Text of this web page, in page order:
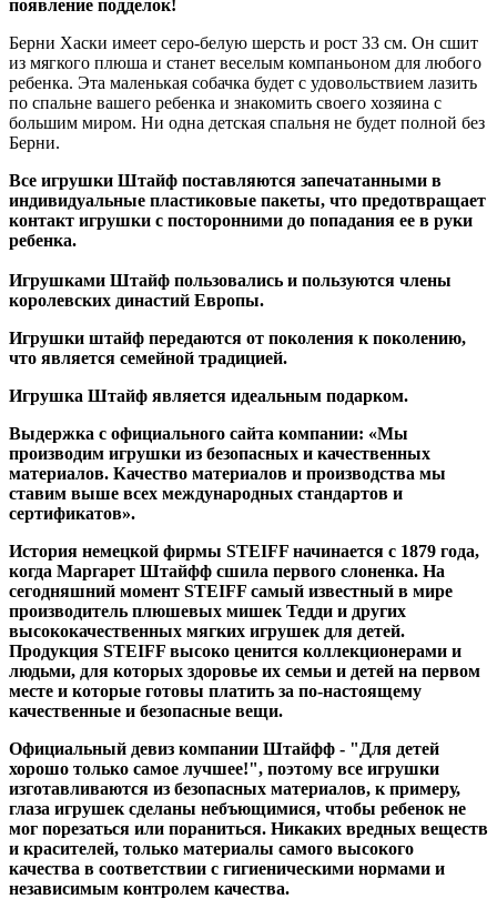
появление подделок!
Берни Хаски имеет серо-белую шерсть и рост 33 см. Он сшит
из мягкого плюша и станет веселым компаньоном для любого
ребенка. Эта маленькая собачка будет с удовольствием лазить
по спальне вашего ребенка и знакомить своего хозяина с
большим миром. Ни одна детская спальня не будет полной без
Берни.
Все игрушки Штайф поставляются запечатанными в
индивидуальные пластиковые пакеты, что предотвращает
контакт игрушки с посторонними до попадания ее в руки
ребенка.
Игрушками Штайф пользовались и пользуются члены
королевских династий Европы.
Игрушки штайф передаются от поколения к поколению,
что является семейной традицией.
Игрушка Штайф является идеальным подарком.
Выдержка с официального сайта компании: «Мы
производим игрушки из безопасных и качественных
материалов. Качество материалов и производства мы
ставим выше всех международных стандартов и
сертификатов».
История немецкой фирмы STEIFF начинается с 1879 года,
когда Маргарет Штайфф сшила первого слоненка. На
сегодняшний момент STEIFF самый известный в мире
производитель плюшевых мишек Тедди и других
высококачественных мягких игрушек для детей.
Продукция STEIFF высоко ценится коллекционерами и
людьми, для которых здоровье их семьи и детей на первом
месте и которые готовы платить за по-настоящему
качественные и безопасные вещи.
Официальный девиз компании Штайфф - "Для детей
хорошо только самое лучшее!", поэтому все игрушки
изготавливаются из безопасных материалов, к примеру,
глаза игрушек сделаны небъющимися, чтобы ребенок не
мог порезаться или пораниться. Никаких вредных веществ
и красителей, только материалы самого высокого
качества в соответствии с гигиеническими нормами и
независимым контролем качества.